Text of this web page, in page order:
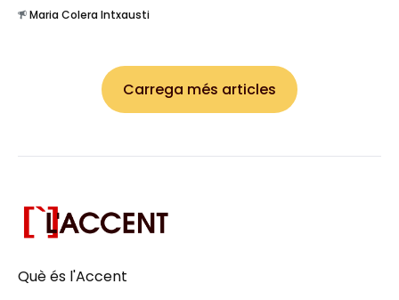
Maria Colera Intxausti
Carrega més articles
Què és l'Accent